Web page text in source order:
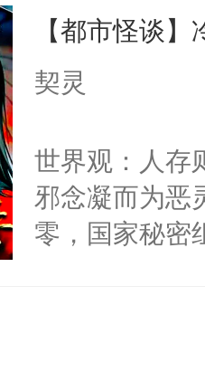
们竟然欺负
宴：要不你
来……“蛇蛇，
堂魔尊……行
位，当日就抢
神偏执：不许
病，一个个
上了还是无动
间变脸背叛他
的恶事他都对
一个权力滔天
右男主又报
【都市怪谈
契灵
世界观：人存
邪念凝而为恶
零，国家秘密